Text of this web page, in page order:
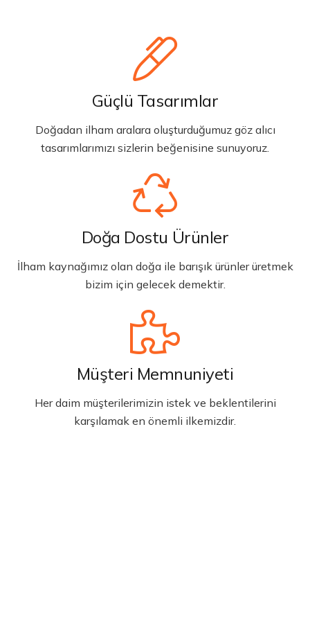
Güçlü Tasarımlar
Doğadan ilham aralara oluşturduğumuz göz alıcı
tasarımlarımızı sizlerin beğenisine sunuyoruz.
Doğa Dostu Ürünler
İlham kaynağımız olan doğa ile barışık ürünler üretmek
bizim için gelecek demektir.
Müşteri Memnuniyeti
Her daim müşterilerimizin istek ve beklentilerini
karşılamak en önemli ilkemizdir.